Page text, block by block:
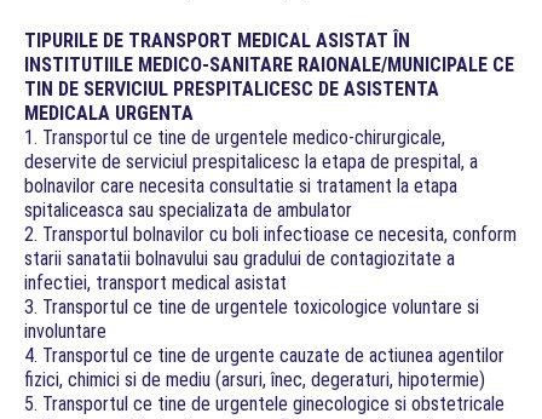
TIPURILE DE TRANSPORT MEDICAL ASISTAT ÎN
INSTITUTIILE MEDICO-SANITARE RAIONALE/MUNICIPALE CE
TIN DE SERVICIUL PRESPITALICESC DE ASISTENTA
MEDICALA URGENTA
1. Transportul ce tine de urgentele medico-chirurgicale,
deservite de serviciul prespitalicesc la etapa de prespital, a
bolnavilor care necesita consultatie si tratament la etapa
spitaliceasca sau specializata de ambulator
2. Transportul bolnavilor cu boli infectioase ce necesita, conform
starii sanatatii bolnavului sau gradului de contagiozitate a
infectiei, transport medical asistat
3. Transportul ce tine de urgentele toxicologice voluntare si
involuntare
4. Transportul ce tine de urgente cauzate de actiunea agentilor
fizici, chimici si de mediu (arsuri, înec, degeraturi, hipotermie)
5. Transportul ce tine de urgentele ginecologice si obstetricale